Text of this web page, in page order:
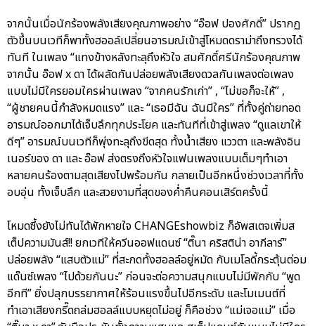
จากนั้นเมื่อนักร้องพลังเสียงคุณภาพอย่าง “อ๊อฟ ปองศักดิ์” ปรากฏ
ตัวขึ้นบนเวทีก็พาทั้งฮออล์เปลี่ยนอารมณ์เข้าสู่โหมดดราม่าถึงทรวงได้
ทันที ในเพลง “แทงข้างหลังทะลุถึงหัวใจ สมศักดิ์ศรีนักร้องคุณภาพ
จากนั้น อ๊อฟ x ดา ได้ผลัดกันปล่อยพลังเสียงดวลกันเพลงต่อเพลง
แบบไม่มีใครยอมใครผ่านเพลง “จากคนรักเก่า” , “ไม่ขอก็จะให้” ,
“ผู้ชายคนนี้กำลังหมดแรง” และ “เธอมีฉัน ฉันมีใคร” ที่ทั้งคู่ถ่ายทอด
อารมณ์ออกมาได้เจ็บลึกทุกประโยค และทันทีที่เข้าสู่เพลง “ดูแลเขาให้
ดีๆ” อารมณ์บนเวทีก็พุ่งทะลุถึงขีดสุด ทั้งน้ำเสียง แววตา และพลังอิน
เนอร์ของ ดา และ อ๊อฟ ส่งตรงถึงหัวใจแฟนเพลงแบบเต็มๆทำเอา
หลายคนร้องตามสุดเสียงไปพร้อมกัน กลายเป็นอีกหนึ่งช่วงเวลาที่ทั้ง
อบอุ่น ทั้งเจ็บลึก และสวยงามที่สุดของค่ำคืนคอนเสิร์ตครั้งนี้
โหมดซึ้งยังไม่ทันได้พักหายใจ CHANGEshowbiz ก็อัพสเตจเพิ่มส
เต็ปความมันส์!! ยกเวทีให้ควีนออฟแดนซ์ “ติ๊นา คริสติน่า อากีลาร์”
ปล่อยพลัง “แสบตัวแม่” ที่สะกดทั้งฮอลล์อยู่หมัด กับเมโลดี้กระตุ้นต่อม
แด๊นซ์เพลง “ไปด้วยกันนะ” ก่อนจะต่อความสนุกแบบไม่มีพักกับ “พูด
อีกที” ยิ่งปลุกบรรยากาศให้ร้อนแรงขึ้นไปอีกระดับ และโมเมนต์ที่
ทำเอาเสียงกรี๊ดถล่มฮอลล์แบบหยุดไม่อยู่ ก็คือช่วง “แม่เจอแม่” เมื่อ